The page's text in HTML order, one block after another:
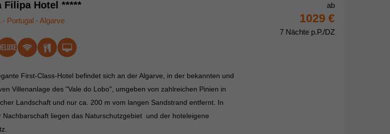
Filipa Hotel *****
- Portugal - Algarve
First-Class-Hotel befindet sich an der Algarve, in der bekannten und
Villenanlage des "Vale do Lobo", umgeben von zahlreichen Pinien in
Landschaft und nur ca. 200 m vom langen Sandstrand entfernt. In
Nachbarschaft liegen das Naturschutzgebiet und der hoteleigene
ab
1029 €
7 Nächte p.P./DZ